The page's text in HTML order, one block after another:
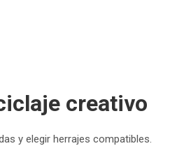
creativo
y elegir herrajes compatibles.